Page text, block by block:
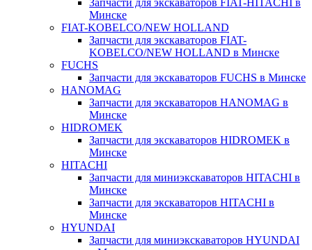
Запчасти для экскаваторов FIAT-HITACHI в
Минске
FIAT-KOBELCO/NEW HOLLAND
Запчасти для экскаваторов FIAT-
KOBELCO/NEW HOLLAND в Минске
FUCHS
Запчасти для экскаваторов FUCHS в Минске
HANOMAG
Запчасти для экскаваторов HANOMAG в
Минске
HIDROMEK
Запчасти для экскаваторов HIDROMEK в
Минске
HITACHI
Запчасти для миниэкскаваторов HITACHI в
Минске
Запчасти для экскаваторов HITACHI в
Минске
HYUNDAI
Запчасти для миниэкскаваторов HYUNDAI